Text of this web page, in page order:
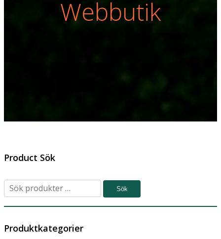
Webbutik
Product Sök
Sök
efter:
Sök
Produktkategorier